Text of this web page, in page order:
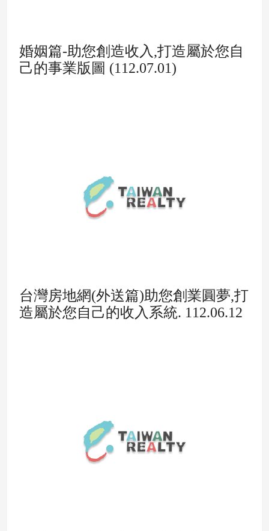
婚姻篇-助您創造收入,打造屬於您自
己的事業版圖 (112.07.01)
台灣房地網(外送篇)助您創業圓夢,打
造屬於您自己的收入系統. 112.06.12